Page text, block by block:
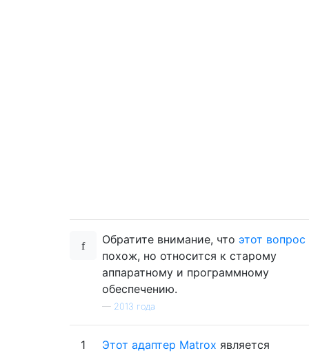
Обратите внимание, что этот вопрос
похож, но относится к старому
аппаратному и программному
обеспечению.
— 2013 года
1 Этот адаптер Matrox является